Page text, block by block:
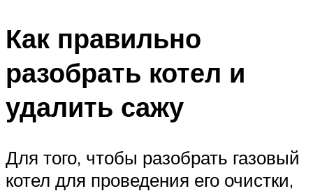
Как правильно
разобрать котел и
удалить сажу
Для того, чтобы разобрать газовый
котел для проведения его очистки,